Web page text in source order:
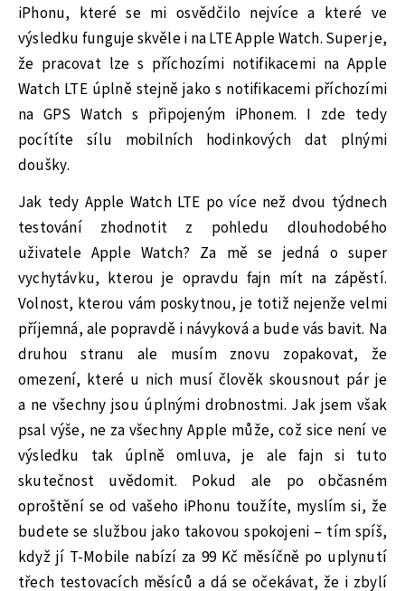
iPhonu, které se mi osvědčilo nejvíce a které ve
výsledku funguje skvěle i na LTE Apple Watch. Super je,
že pracovat lze s příchozími notifikacemi na Apple
Watch LTE úplně stejně jako s notifikacemi příchozími
na GPS Watch s připojeným iPhonem. I zde tedy
pocítíte sílu mobilních hodinkových dat plnými
doušky.
Jak tedy Apple Watch LTE po více než dvou týdnech
testování zhodnotit z pohledu dlouhodobého
uživatele Apple Watch? Za mě se jedná o super
vychytávku, kterou je opravdu fajn mít na zápěstí.
Volnost, kterou vám poskytnou, je totiž nejenže velmi
příjemná, ale popravdě i návyková a bude vás bavit. Na
druhou stranu ale musím znovu zopakovat, že
omezení, které u nich musí člověk skousnout pár je
a ne všechny jsou úplnými drobnostmi. Jak jsem však
psal výše, ne za všechny Apple může, což sice není ve
výsledku tak úplně omluva, je ale fajn si tuto
skutečnost uvědomit. Pokud ale po občasném
oproštění se od vašeho iPhonu toužíte, myslím si, že
budete se službou jako takovou spokojeni – tím spíš,
když jí T-Mobile nabízí za 99 Kč měsíčně po uplynutí
třech testovacích měsíců a dá se očekávat, že i zbylí